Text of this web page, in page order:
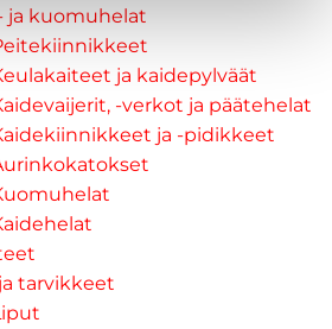
ja kuomuhelat
ja kaidepylväät
-verkot ja päätehelat
ja -pidikkeet
tarvikkeet